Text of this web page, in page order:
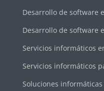
Desarrollo de software
Desarrollo de software
Servicios informáticos
Servicios informáticos
Soluciones